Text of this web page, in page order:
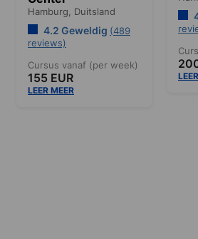
Hamburg, Duitsland
4.2 Geweldig (489
reviews)
Cursus vanaf (per week)
155 EUR
LEER MEER